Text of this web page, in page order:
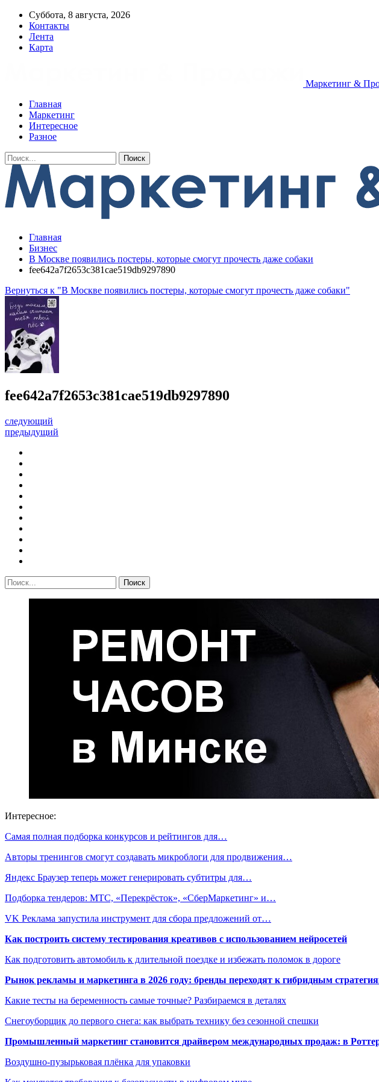
Суббота, 8 августа, 2026
Контакты
Лента
Карта
Маркетинг &
Главная
Маркетинг
Интересное
Разное
Главная
Бизнес
В Москве появились постеры, которые смогут прочесть даже собаки
fee642a7f2653c381cae519db9297890
Вернуться к "В Москве появились постеры, которые смогут прочесть даже собаки"
fee642a7f2653c381cae519db9297890
следующий
предыдущий
Интересное:
Самая полная подборка конкурсов и рейтингов для…
Авторы тренингов смогут создавать микроблоги для продвижения…
Яндекс Браузер теперь может генерировать субтитры для…
Подборка тендеров: МТС, «Перекрёсток», «СберМаркетинг» и…
VK Реклама запустила инструмент для сбора предложений от…
Как построить систему тестирования креативов с использованием нейросетей
Как подготовить автомобиль к длительной поездке и избежать поломок в дороге
Рынок рекламы и маркетинга в 2026 году: бренды переходят к гибридным
Какие тесты на беременность самые точные? Разбираемся в деталях
Снегоуборщик до первого снега: как выбрать технику без сезонной спешки
Промышленный маркетинг становится драйвером международных продаж: в
Воздушно-пузырьковая плёнка для упаковки